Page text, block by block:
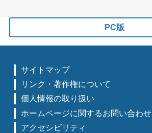
PC版
サイトマップ
リンク・著作権について
個人情報の取り扱い
ホームページに関するお問い合わせ
アクセシビリティ